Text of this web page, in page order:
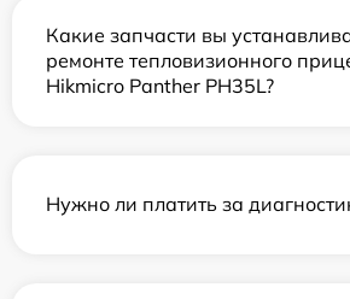
Какие запчасти вы
ремонте тепловизионного
Hikmicro Panther PH35L?
Нужно ли платить за